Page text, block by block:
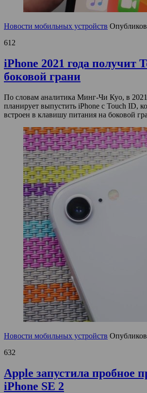
Новости мобильных устройств
612
iPhone 2021 года получит
боковой грани
По словам аналитика Минг-Чи Куо, в
планирует выпустить iPhone с Touch ID,
встроен в клавишу питания на боковой
Новости мобильных устройств
632
Apple запустила пробное
iPhone SE 2